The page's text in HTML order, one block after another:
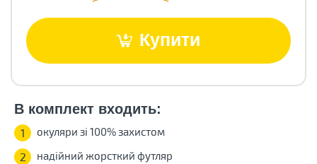
Купити
В комплект входить:
1 окуляри зі 100% захистом
2 надійний жорсткий футляр